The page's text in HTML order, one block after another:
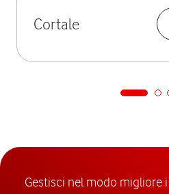
Cortale
Gestisci nel modo migliore